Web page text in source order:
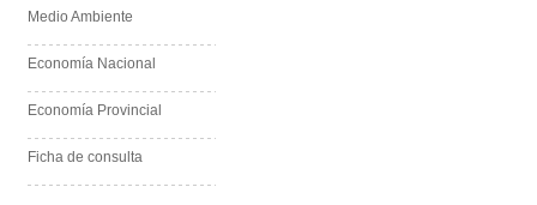
Medio Ambiente
Economía Nacional
Economía Provincial
Ficha de consulta